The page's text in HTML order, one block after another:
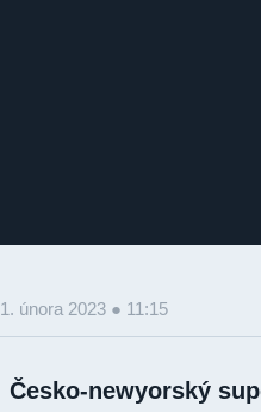
1. února 2023 ● 11:15
Česko-newyorský